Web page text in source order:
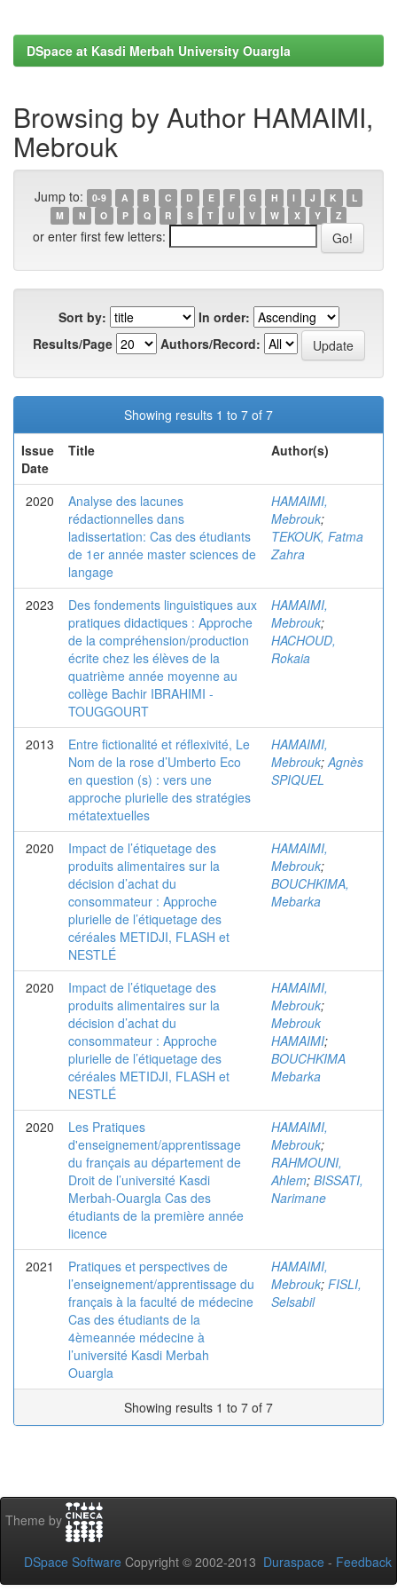
DSpace at Kasdi Merbah University Ouargla
Browsing by Author HAMAIMI,
Mebrouk
Jump to: 0-9 A B C D E F G H I J K
L
M
N O P Q R S T U V W X Y Z
or enter first few letters:
Sort by:
In order:
Results/Page
Authors/Record:
Showing results 1 to 7 of 7
Issue
Date
Title Author(s)
2020
Analyse des lacunes
rédactionnelles dans
ladissertation: Cas des étudiants
de 1er année master sciences de
langage
HAMAIMI,
Mebrouk;
TEKOUK, Fatma
Zahra
2023
Des fondements linguistiques aux
pratiques didactiques : Approche
de la compréhension/production
écrite chez les élèves de la
quatrième année moyenne au
collège Bachir IBRAHIMI -
TOUGGOURT
HAMAIMI,
Mebrouk;
HACHOUD,
Rokaia
2013
Entre fictionalité et réflexivité, Le
Nom de la rose d’Umberto Eco
en question (s) : vers une
approche plurielle des stratégies
métatextuelles
HAMAIMI,
Mebrouk;Agnès
SPIQUEL
2020
Impact de l’étiquetage des
produits alimentaires sur la
décision d’achat du
consommateur : Approche
plurielle de l’étiquetage des
céréales METIDJI, FLASH et
NESTLÉ
HAMAIMI,
Mebrouk;
BOUCHKIMA,
Mebarka
2020
Impact de l’étiquetage des
produits alimentaires sur la
décision d’achat du
consommateur : Approche
plurielle de l’étiquetage des
céréales METIDJI, FLASH et
NESTLÉ
HAMAIMI,
Mebrouk;
Mebrouk
HAMAIMI;
BOUCHKIMA
Mebarka
2020
Les Pratiques
d'enseignement/apprentissage
du français au département de
Droit de l’université Kasdi
Merbah-Ouargla Cas des
étudiants de la première année
licence
HAMAIMI,
Mebrouk;
RAHMOUNI,
Ahlem; BISSATI,
Narimane
2021
Pratiques et perspectives de
l’enseignement/apprentissage du
français à la faculté de médecine
Cas des étudiants de la
4èmeannée médecine à
l’université Kasdi Merbah
Ouargla
HAMAIMI,
Mebrouk; FISLI,
Selsabil
Showing results 1 to 7 of 7
Theme by
DSpace Software Copyright © 2002-2013 Duraspace - Feedback